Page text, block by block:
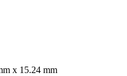
x 15.24 mm